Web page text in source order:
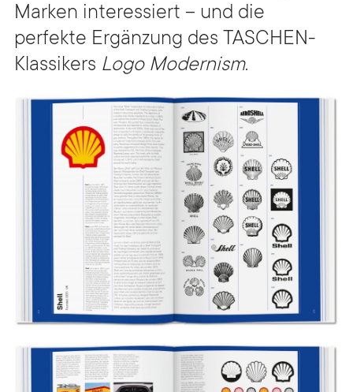
Marken interessiert – und die
perfekte Ergänzung des TASCHEN-
Klassikers Logo Modernism.